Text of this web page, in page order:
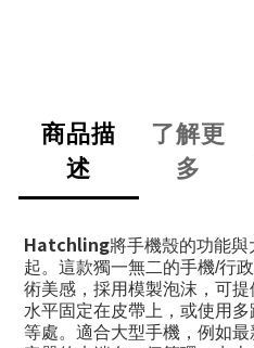
商品描
述
了解更
多
Hatchling將手機殼的功能
起。這款獨一無二的手機/行
術美感，採用模製泡沫，可
水平固定在皮帶上，或使用
等處。適合大型手機，例如